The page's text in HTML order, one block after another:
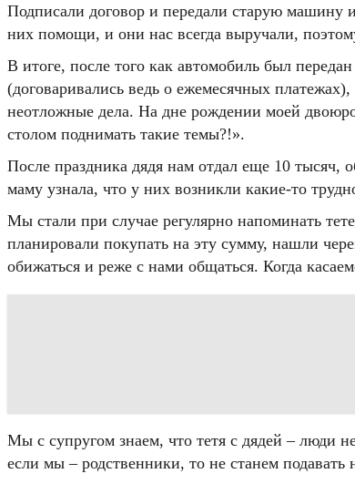
Подписали договор и передали старую машину
них помощи, и они нас всегда выручали,
В итоге, после того как автомобиль был
(договаривались ведь о ежемесячных
неотложные дела. На дне рождении моей
столом поднимать такие темы?!».
После праздника дядя нам отдал еще 10 тысяч,
маму узнала, что у них возникли какие-то
Мы стали при случае регулярно напоминать
планировали покупать на эту сумму, нашли
обижаться и реже с нами общаться. Когда
Мы с супругом знаем, что тетя с дядей – люди
если мы – родственники, то не станем